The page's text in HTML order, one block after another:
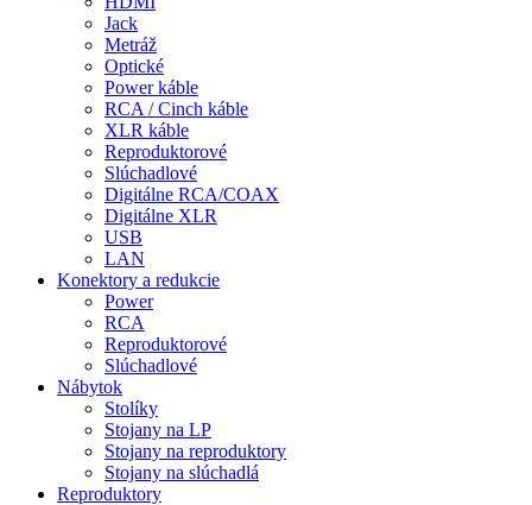
Jack
Metráž
Optické
Power káble
RCA / Cinch káble
XLR káble
Reproduktorové
Slúchadlové
Digitálne RCA/COAX
Digitálne XLR
USB
LAN
Konektory a redukcie
Power
RCA
Reproduktorové
Slúchadlové
Nábytok
Stolíky
Stojany na LP
Stojany na reproduktory
Stojany na slúchadlá
Reproduktory